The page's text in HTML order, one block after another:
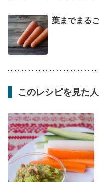
葉までまる
このレシピを見た